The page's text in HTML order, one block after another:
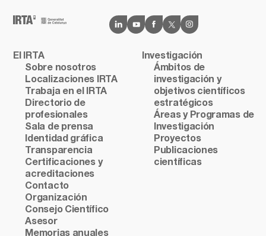
El IRTA
Sobre nosotros
Localizaciones IRTA
Trabaja en el IRTA
Directorio de
profesionales
Sala de prensa
Identidad gráfica
Transparencia
Certificaciones y
acreditaciones
Contacto
Organización
Consejo Científico
Asesor
Memorias anuales
Investigación
Ámbitos de
investigación y
objetivos científicos
estratégicos
Áreas y Programas de
Investigación
Proyectos
Publicaciones
científicas